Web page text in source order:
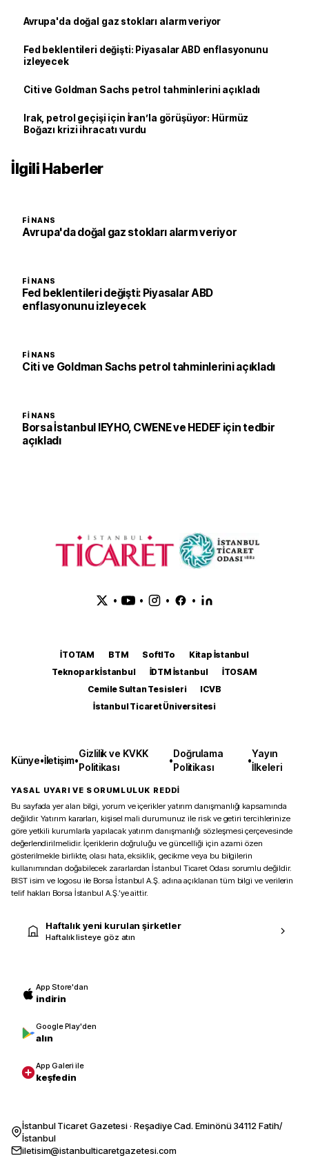
Avrupa'da doğal gaz stokları alarm veriyor
Fed beklentileri değişti: Piyasalar ABD enflasyonunu
izleyecek
Citi ve Goldman Sachs petrol tahminlerini açıkladı
Irak, petrol geçişi için İran’la görüşüyor: Hürmüz
Boğazı krizi ihracatı vurdu
İlgili Haberler
FINANS
Avrupa'da doğal gaz stokları alarm veriyor
FINANS
Fed beklentileri değişti: Piyasalar ABD
enflasyonunu izleyecek
FINANS
Citi ve Goldman Sachs petrol tahminlerini açıkladı
FINANS
Borsa İstanbul IEYHO, CWENE ve HEDEF için tedbir
açıkladı
• • • •
İTOTAM BTM SoftITo
Kitap İstanbul
Teknopark İstanbul
İDTM İstanbul
İTOSAM
Cemile Sultan Tesisleri
ICVB
İstanbul Ticaret Üniversitesi
Künye•İletişim•
Gizlilik ve KVKK
Politikası
•
Doğrulama
Politikası
•
Yayın
İlkeleri
YASAL UYARI VE SORUMLULUK REDDİ
Bu sayfada yer alan bilgi, yorum ve içerikler yatırım danışmanlığı kapsamında
değildir. Yatırım kararları, kişisel mali durumunuz ile risk ve getiri tercihlerinize
göre yetkili kurumlarla yapılacak yatırım danışmanlığı sözleşmesi çerçevesinde
değerlendirilmelidir. İçeriklerin doğruluğu ve güncelliği için azami özen
gösterilmekle birlikte, olası hata, eksiklik, gecikme veya bu bilgilerin
kullanımından doğabilecek zararlardan İstanbul Ticaret Odası sorumlu değildir.
BIST isim ve logosu ile Borsa İstanbul A.Ş. adına açıklanan tüm bilgi ve verilerin
telif hakları Borsa İstanbul A.Ş.’ye aittir.
Haftalık yeni kurulan şirketler
Haftalık listeye göz atın
App Store'dan
indirin
Google Play'den
alın
App Galeri ile
keşfedin
İstanbul Ticaret Gazetesi · Reşadiye Cad. Eminönü 34112 Fatih/
İstanbul
iletisim@istanbulticaretgazetesi.com